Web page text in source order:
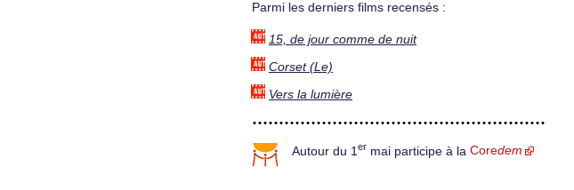
Parmi les derniers films recensés :
15, de jour comme de nuit
Corset (Le)
Vers la lumière
Autour du 1 er mai participe à la Coredem